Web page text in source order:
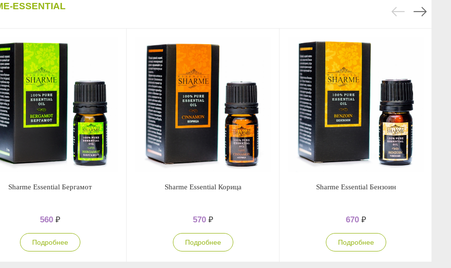
ESSENTIAL
Sharme Essential Бергамот
560 ₽
Подробнее
Sharme Essential Корица
570 ₽
Подробнее
Sharme Essential Бензоин
670 ₽
Подробнее